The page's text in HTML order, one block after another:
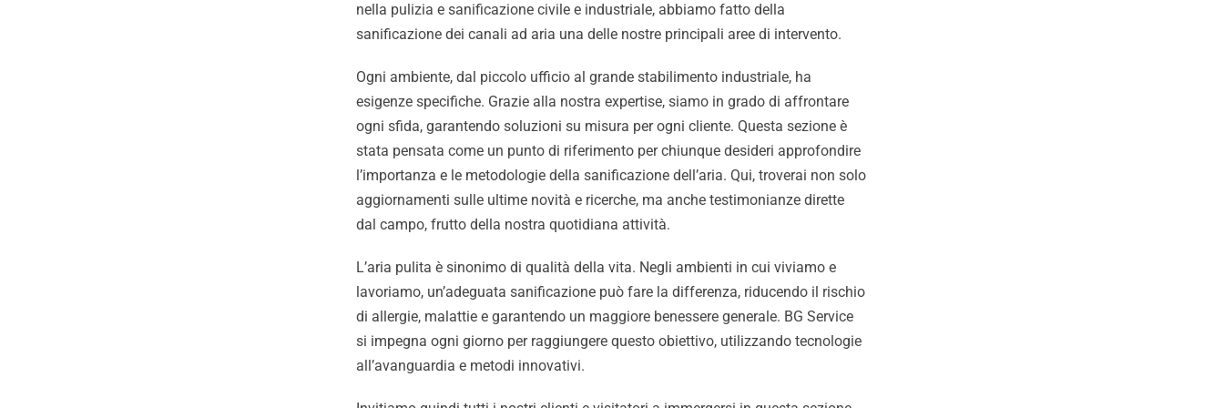
nella pulizia e sanificazione civile e industriale, abbiamo fatto della
sanificazione dei canali ad aria una delle nostre principali aree di intervento.
Ogni ambiente, dal piccolo ufficio al grande stabilimento industriale, ha
esigenze specifiche. Grazie alla nostra expertise, siamo in grado di affrontare
ogni sfida, garantendo soluzioni su misura per ogni cliente. Questa sezione è
stata pensata come un punto di riferimento per chiunque desideri approfondire
l’importanza e le metodologie della sanificazione dell’aria. Qui, troverai non solo
aggiornamenti sulle ultime novità e ricerche, ma anche testimonianze dirette
dal campo, frutto della nostra quotidiana attività.
L’aria pulita è sinonimo di qualità della vita. Negli ambienti in cui viviamo e
lavoriamo, un’adeguata sanificazione può fare la differenza, riducendo il rischio
di allergie, malattie e garantendo un maggiore benessere generale. BG Service
si impegna ogni giorno per raggiungere questo obiettivo, utilizzando tecnologie
all’avanguardia e metodi innovativi.